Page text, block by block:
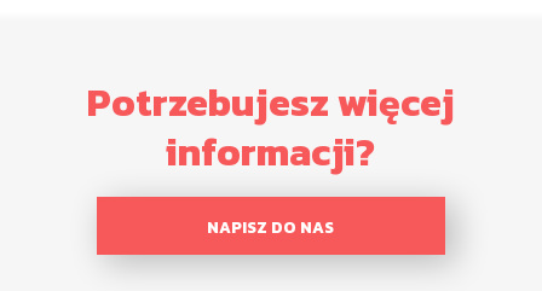
Potrzebujesz więcej
informacji?
NAPISZ DO NAS